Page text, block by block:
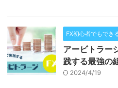
FX初心者でもでき
アービトラー
践する最強の
2024/4/19